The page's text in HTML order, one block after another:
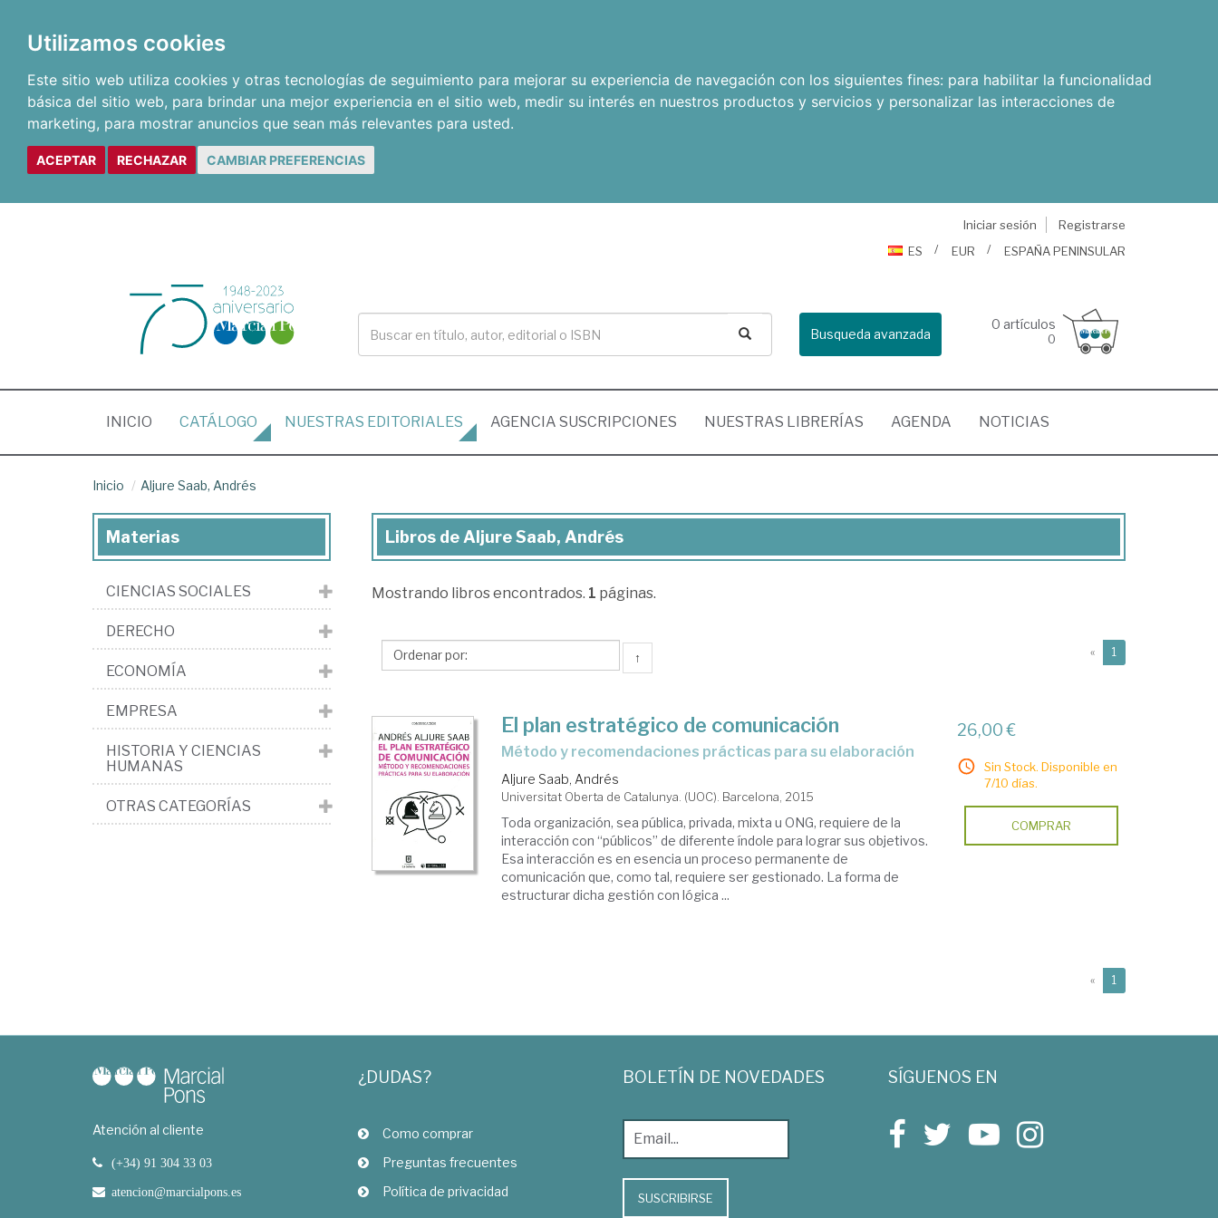
Utilizamos cookies
Este sitio web utiliza cookies y otras tecnologías de seguimiento para mejorar su experiencia de navegación con los siguientes fines: para habilitar la funcionalidad
básica del sitio web, para brindar una mejor experiencia en el sitio web, medir su interés en nuestros productos y servicios y personalizar las interacciones de
marketing, para mostrar anuncios que sean más relevantes para usted.
ACEPTAR RECHAZAR CAMBIAR PREFERENCIAS
Iniciar sesión
Registrarse
ES
EUR ESPAÑA PENINSULAR
Busqueda avanzada
0 artículos
0
INICIO (CURRENT)
CATÁLOGO NUESTRAS EDITORIALES AGENCIA SUSCRIPCIONES NUESTRAS LIBRERÍAS AGENDA NOTICIAS
Inicio Aljure Saab, Andrés
Libros
Aljure
Andrés
Libros de Aljure Saab, Andrés
Mostrando libros encontrados. 1 páginas.
↑ « 1
El plan estratégico de comunicación
método y recomendaciones prácticas para su elaboración
Aljure Saab, Andrés
Universitat Oberta de Catalunya. (UOC). Barcelona, 2015
Toda organización, sea pública, privada, mixta u ONG, requiere de la
interacción con “públicos” de diferente índole para lograr sus objetivos.
Esa interacción es en esencia un proceso permanente de
comunicación que, como tal, requiere ser gestionado. La forma de
estructurar dicha gestión con lógica ...
26,00 €
Sin Stock. Disponible en
7/10 días.
COMPRAR
« 1
Materias
CIENCIAS SOCIALES
DERECHO
ECONOMÍA
EMPRESA
HISTORIA Y CIENCIAS
HUMANAS
OTRAS CATEGORÍAS
Atención al cliente
(+34) 91 304 33 03
atencion@marcialpons.es
¿DUDAS?
Como comprar
Preguntas frecuentes
Política de privacidad
BOLETÍN DE NOVEDADES
SUSCRIBIRSE
SÍGUENOS EN